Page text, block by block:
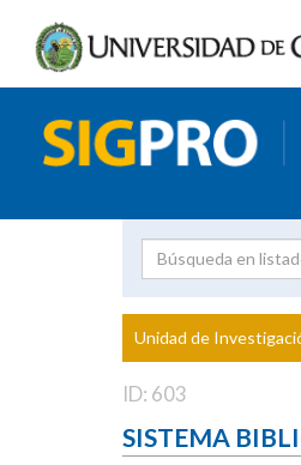
Proyecto
Unidad de
ID: 603
SISTEMA